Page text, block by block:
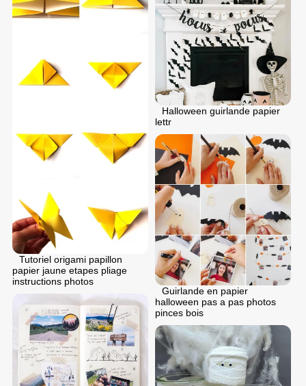
Tutoriel origami papillon
papier jaune etapes pliage
instructions photos
Halloween guirlande papier
lettr
Guirlande en papier
halloween pas a pas photos
pinces bois